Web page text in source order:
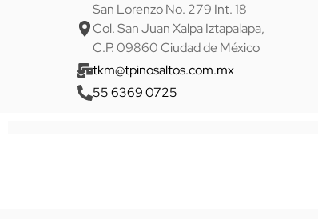
San Lorenzo No. 279 Int. 18
Col. San Juan Xalpa Iztapalapa,
C.P. 09860 Ciudad de México
tkm@tpinosaltos.com.mx
55 6369 0725